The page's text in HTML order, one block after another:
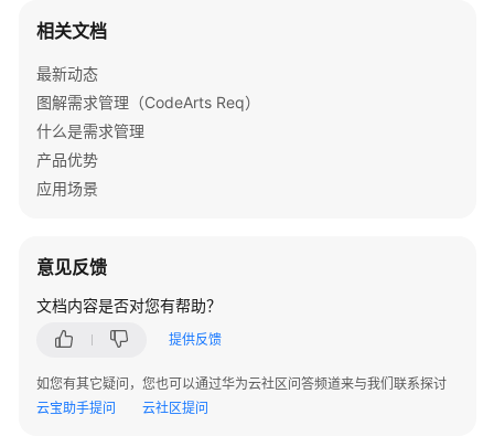
用
指
南
需
理
Req)
使
流
程
相关文档
最新动态
图解需求管理（CodeArts Req）
什么是需求管理
产品优势
应用场景
意见反馈
文档内容是否对您有帮助？
提供反馈
如您有其它疑问，您也可以通过华为云社区问答频道来与我们联系探讨
云宝助手提问
云社区提问